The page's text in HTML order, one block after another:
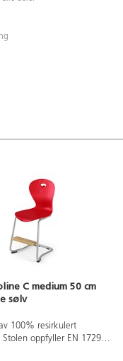
C medium 50 cm
sølv
100% resirkulert
oppfyller EN 1729-